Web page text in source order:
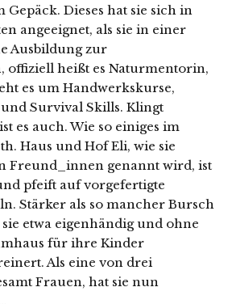
Gepäck. Dieses hat sie sich in
angeeignet, als sie in einer
Ausbildung zur
offiziell heißt es Naturmentorin,
es um Handwerkskurse,
Survival Skills. Klingt
es auch. Wie so einiges im
Haus und Hof Eli, wie sie
Freund_innen genannt wird, ist
pfeift auf vorgefertigte
Stärker als so mancher Bursch
etwa eigenhändig und ohne
für ihre Kinder
Als eine von drei
Frauen, hat sie nun